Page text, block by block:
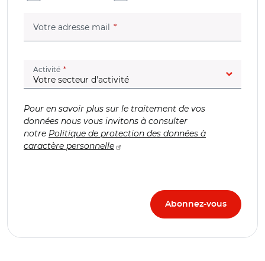
Votre adresse mail (champ obligatoire)
Activité (champ obligatoire)
Pour en savoir plus sur le traitement de vos
données nous vous invitons à consulter
notre Politique de protection des données à
caractère personnelle